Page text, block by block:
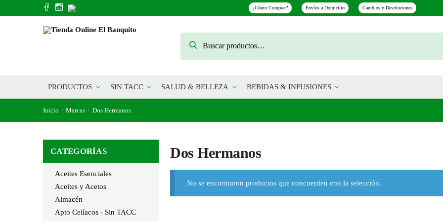
to
to
¿Cómo Comprar? Envíos a Domicilio Cambios y Devoluciones
por:
Buscar
PRODUCTOS SIN TACC SALUD & BELLEZA BEBIDAS & INFUSIONES
Inicio / Marcas / Dos Hermanos
Dos Hermanos
No se encontraron productos que concuerden con la selección.
CATEGORÍAS
Aceites Esenciales
Aceites y Acetos
Almacén
Apto Celíacos - Sin TACC